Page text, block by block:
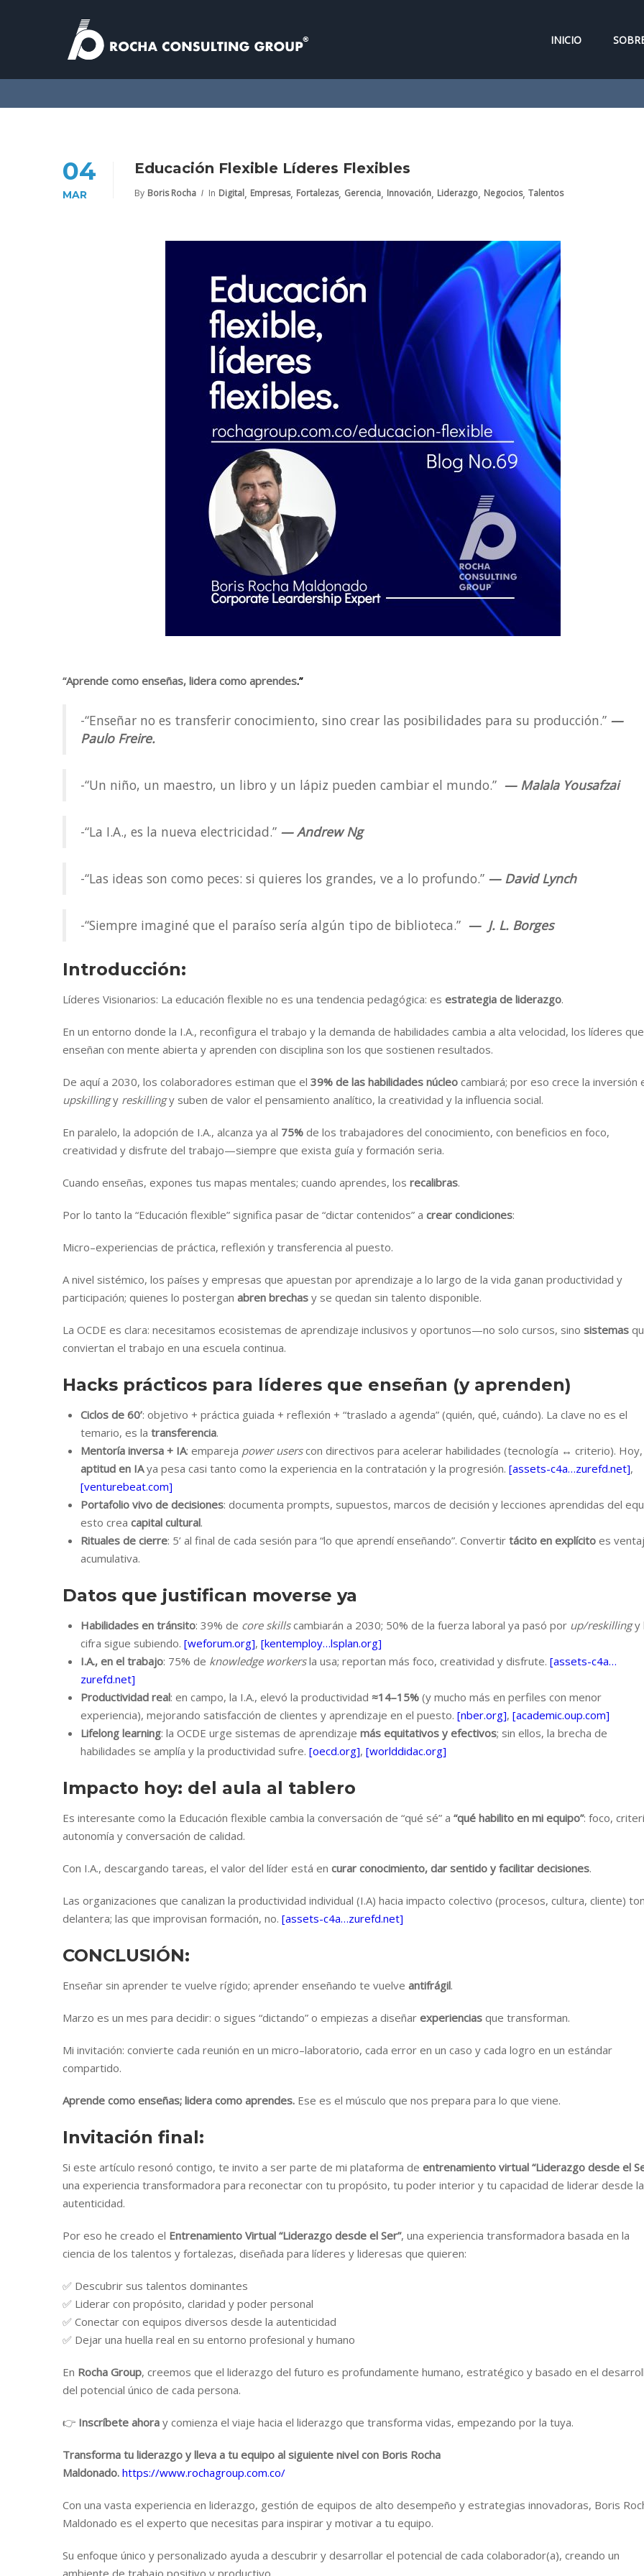
INICIO
04
MAR
Educación Flexible Líderes Flexibles
By Boris Rocha In Digital, Empresas, Fortalezas, Gerencia, Innovación, Liderazgo, Negocios, Talentos
“Aprende como enseñas, lidera como aprendes.”
-“Enseñar no es transferir conocimiento, sino crear las posibilidades para su producción.” —
Paulo Freire.
-“Un niño, un maestro, un libro y un lápiz pueden cambiar el mundo.” — Malala Yousafzai
-“La I.A., es la nueva electricidad.” — Andrew Ng
-“Las ideas son como peces: si quieres los grandes, ve a lo profundo.” — David Lynch
-“Siempre imaginé que el paraíso sería algún tipo de biblioteca.” — J. L. Borges
Introducción:
Líderes Visionarios: La educación flexible no es una tendencia pedagógica: es estrategia de liderazgo.
En un entorno donde la I.A., reconfigura el trabajo y la demanda de habilidades cambia a alta velocidad, los líderes que
enseñan con mente abierta y aprenden con disciplina son los que sostienen resultados.
De aquí a 2030, los colaboradores estiman que el 39% de las habilidades núcleo cambiará; por eso crece la inversión
upskillingy reskillingy suben de valor el pensamiento analítico, la creatividad y la influencia social.
En paralelo, la adopción de I.A., alcanza ya al 75% de los trabajadores del conocimiento, con beneficios en foco,
creatividad y disfrute del trabajo—siempre que exista guía y formación seria.
Cuando enseñas, expones tus mapas mentales; cuando aprendes, los recalibras.
Por lo tanto la “Educación flexible” significa pasar de “dictar contenidos” a crear condiciones:
Micro–experiencias de práctica, reflexión y transferencia al puesto.
A nivel sistémico, los países y empresas que apuestan por aprendizaje a lo largo de la vida ganan productividad y
participación; quienes lo postergan abren brechas y se quedan sin talento disponible.
La OCDE es clara: necesitamos ecosistemas de aprendizaje inclusivos y oportunos—no solo cursos, sino sistemas
conviertan el trabajo en una escuela continua.
Hacks prácticos para líderes que enseñan (y aprenden)
Ciclos de 60’: objetivo + práctica guiada + reflexión + “traslado a agenda” (quién, qué, cuándo). La clave no es el
temario, es la transferencia.
Mentoría inversa + IA: empareja power userscon directivos para acelerar habilidades (tecnología ↔ criterio). Hoy,
aptitud en IAya pesa casi tanto como la experiencia en la contratación y la progresión. [assets-c4a…zurefd.net],
[venturebeat.com]
Portafolio vivo de decisiones: documenta prompts, supuestos, marcos de decisión y lecciones aprendidas del
esto crea capital cultural.
Rituales de cierre: 5’ al final de cada sesión para “lo que aprendí enseñando”. Convertir tácito en explícito es
acumulativa.
Datos que justifican moverse ya
Habilidades en tránsito: 39% de core skillscambiarán a 2030; 50% de la fuerza laboral ya pasó por up/reskillingy
cifra sigue subiendo. [weforum.org], [kentemploy…lsplan.org]
I.A., en el trabajo: 75% de knowledge workersla usa; reportan más foco, creatividad y disfrute. [assets-c4a…
zurefd.net]
Productividad real: en campo, la I.A., elevó la productividad ≈14–15% (y mucho más en perfiles con menor
experiencia), mejorando satisfacción de clientes y aprendizaje en el puesto. [nber.org], [academic.oup.com]
Lifelong learning: la OCDE urge sistemas de aprendizaje más equitativos y efectivos; sin ellos, la brecha de
habilidades se amplía y la productividad sufre. [oecd.org], [worlddidac.org]
Impacto hoy: del aula al tablero
Es interesante como la Educación flexible cambia la conversación de “qué sé” a “qué habilito en mi equipo”: foco,
autonomía y conversación de calidad.
Con I.A., descargando tareas, el valor del líder está en curar conocimiento, dar sentido y facilitar decisiones.
Las organizaciones que canalizan la productividad individual (I.A) hacia impacto colectivo (procesos, cultura, cliente)
delantera; las que improvisan formación, no. [assets-c4a…zurefd.net]
CONCLUSIÓN:
Enseñar sin aprender te vuelve rígido; aprender enseñando te vuelve antifrágil.
Marzo es un mes para decidir: o sigues “dictando” o empiezas a diseñar experiencias que transforman.
Mi invitación: convierte cada reunión en un micro–laboratorio, cada error en un caso y cada logro en un estándar
compartido.
Aprende como enseñas; lidera como aprendes. Ese es el músculo que nos prepara para lo que viene.
Invitación final:
Si este artículo resonó contigo, te invito a ser parte de mi plataforma de entrenamiento virtual “Liderazgo desde el
una experiencia transformadora para reconectar con tu propósito, tu poder interior y tu capacidad de liderar desde la
autenticidad.
Por eso he creado el Entrenamiento Virtual “Liderazgo desde el Ser”, una experiencia transformadora basada en la
ciencia de los talentos y fortalezas, diseñada para líderes y lideresas que quieren:
✅ Descubrir sus talentos dominantes
✅ Liderar con propósito, claridad y poder personal
✅ Conectar con equipos diversos desde la autenticidad
✅ Dejar una huella real en su entorno profesional y humano
En Rocha Group, creemos que el liderazgo del futuro es profundamente humano, estratégico y basado en el
del potencial único de cada persona.
👉 Inscríbete ahora y comienza el viaje hacia el liderazgo que transforma vidas, empezando por la tuya.
Transforma tu liderazgo y lleva a tu equipo al siguiente nivel con Boris Rocha
Maldonado. https://www.rochagroup.com.co/
Con una vasta experiencia en liderazgo, gestión de equipos de alto desempeño y estrategias innovadoras, Boris
Maldonado es el experto que necesitas para inspirar y motivar a tu equipo.
Su enfoque único y personalizado ayuda a descubrir y desarrollar el potencial de cada colaborador(a), creando un
ambiente de trabajo positivo y productivo.